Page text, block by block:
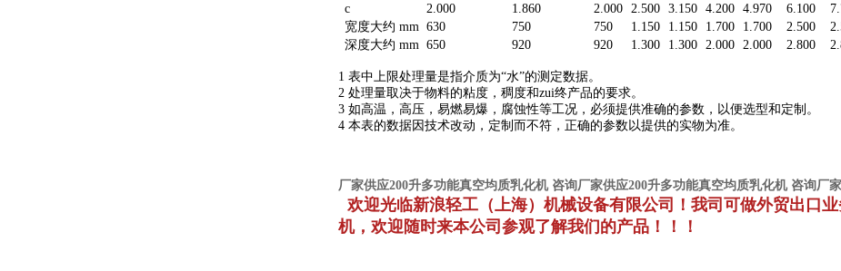
c
2.000 1.860 2.000 2.500 3.150 4.200 4.970 6.100
宽度大约 mm 630 750 750 1.150 1.150 1.700 1.700 2.500
深度大约 mm 650 920 920 1.300 1.300 2.000 2.000 2.800
1 表中上限处理量是指介质为“水”的测定数据。
2 处理量取决于物料的粘度，稠度和zui终产品的要求。
3 如高温，高压，易燃易爆，腐蚀性等工况，必须提供准确的参数，以便选型和定制。
4 本表的数据因技术改动，定制而不符，正确的参数以提供的实物为准。
厂家供应200升多功能真空均质乳化机咨询 厂家供应200升多功能真空均质乳化机咨询 厂家
欢迎光临新浪轻工（上海）机械设备有限公司！ 我司可做外贸出口业
机， 欢迎随时来本公司 参观了解我们的产品！！！